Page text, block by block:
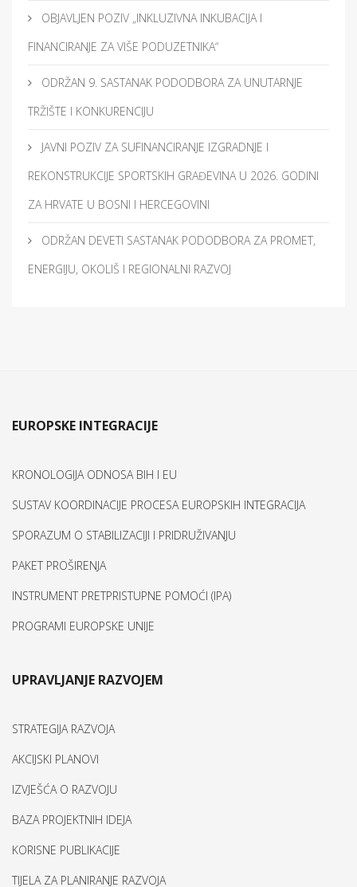
OBJAVLJEN POZIV „INKLUZIVNA INKUBACIJA I
FINANCIRANJE ZA VIŠE PODUZETNIKA“
ODRŽAN 9. SASTANAK PODODBORA ZA UNUTARNJE
TRŽIŠTE I KONKURENCIJU
JAVNI POZIV ZA SUFINANCIRANJE IZGRADNJE I
REKONSTRUKCIJE SPORTSKIH GRAĐEVINA U 2026. GODINI
ZA HRVATE U BOSNI I HERCEGOVINI
ODRŽAN DEVETI SASTANAK PODODBORA ZA PROMET,
ENERGIJU, OKOLIŠ I REGIONALNI RAZVOJ
EUROPSKE INTEGRACIJE
KRONOLOGIJA ODNOSA BIH I EU
SUSTAV KOORDINACIJE PROCESA EUROPSKIH INTEGRACIJA
SPORAZUM O STABILIZACIJI I PRIDRUŽIVANJU
PAKET PROŠIRENJA
INSTRUMENT PRETPRISTUPNE POMOĆI (IPA)
PROGRAMI EUROPSKE UNIJE
UPRAVLJANJE RAZVOJEM
STRATEGIJA RAZVOJA
AKCIJSKI PLANOVI
IZVJEŠĆA O RAZVOJU
BAZA PROJEKTNIH IDEJA
KORISNE PUBLIKACIJE
TIJELA ZA PLANIRANJE RAZVOJA